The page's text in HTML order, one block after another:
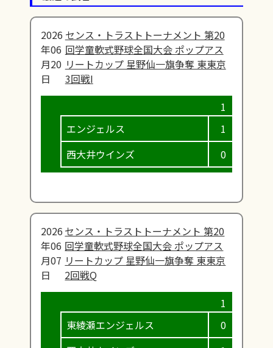
2026
年06
月20
日
センス・トラストトーナメント 第20
回学童軟式野球全国大会 ポップアス
リートカップ 星野仙一旗争奪 東東京
3回戦I
エンジェルス
西大井ウインズ
1
0
2026
年06
月07
日
センス・トラストトーナメント 第20
回学童軟式野球全国大会 ポップアス
リートカップ 星野仙一旗争奪 東東京
2回戦Q
東綾瀬エンジェルス
0